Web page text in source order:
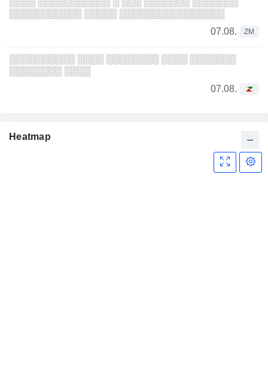
░░░░░░░░░░░ ░░░░░ ░░░░░░░░░░░░░░░░
07.08.
ZM
░░░░░░░░░░ ░░░░ ░░░░░░░░ ░░░░ ░░░░░░░
░░░░░░░░ ░░░░
07.08.
Heatmap